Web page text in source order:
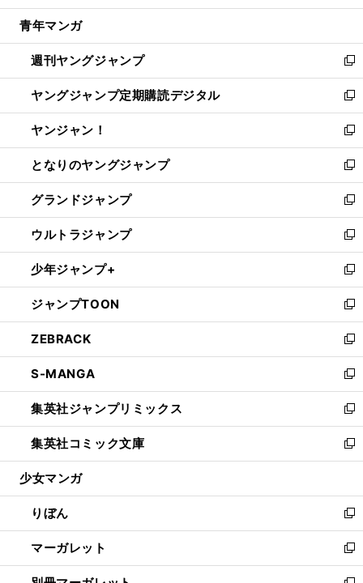
開
ウ
開
く
ン
ウ
で
開
く
ウ
ン
ド
ウ
で
開
く
し
ウ
ィ
ン
ド
ウ
で
開
く
青年マンガ
週刊ヤングジャンプ
新
し
い
ウ
ィ
ン
ド
ウ
で
開
く
ヤングジャンプ定期購読デジタル
新
し
い
ウ
ィ
ン
ド
ウ
で
開
く
ヤンジャン！
新
し
い
ウ
ィ
ン
ド
ウ
で
開
く
となりのヤングジャンプ
新
し
い
ウ
ィ
ン
ド
ウ
で
開
く
グランドジャンプ
新
し
い
ウ
ィ
ン
ド
ウ
で
開
く
ウルトラジャンプ
新
し
い
ウ
ィ
ン
ド
ウ
で
開
く
少年ジャンプ+
新
し
い
ウ
ィ
ン
ド
ウ
で
開
く
ジャンプTOON
新
し
い
ウ
ィ
ン
ド
ウ
で
開
ZEBRACK
新
し
い
ウ
ィ
ン
ド
ウ
開
く
S-MANGA
新
し
い
ウ
ィ
ン
ウ
で
開
く
集英社ジャンプリミックス
新
し
い
ウ
ン
ド
ウ
で
開
集英社コミック文庫
新
し
ウ
ィ
ン
ド
ウ
少女マンガ
りぼん
新
し
い
ウ
マーガレット
新
し